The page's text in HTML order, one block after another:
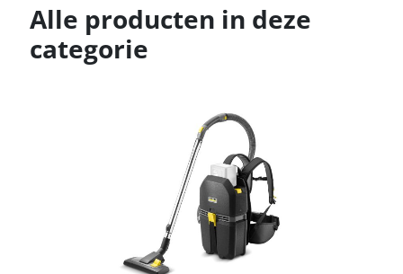
Alle producten in deze
categorie